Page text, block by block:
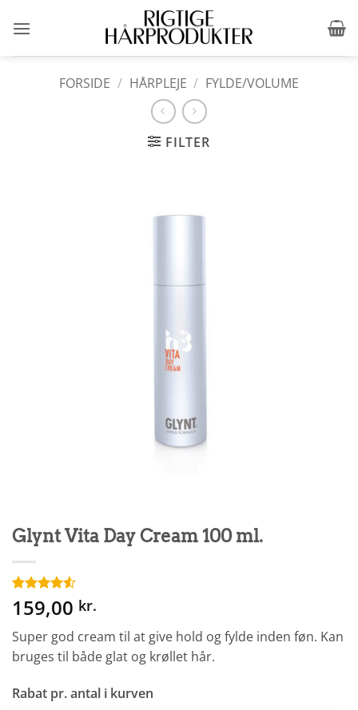
FORSIDE / HÅRPLEJE / FYLDE/VOLUME
FILTER
Glynt Vita Day Cream 100 ml.
Bedømt
som4.5
baseret på
2
kundebedømmelser
159,00 kr.
Super god cream til at give hold og fylde inden føn. Kan
bruges til både glat og krøllet hår.
Rabat pr. antal i kurven